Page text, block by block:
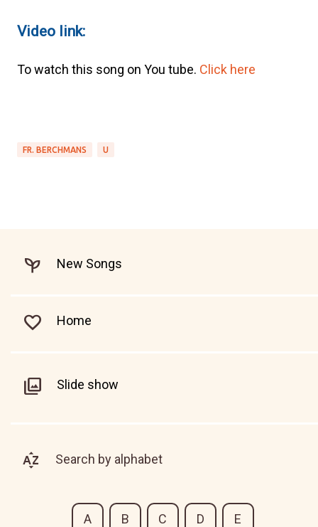
Video link:
To watch this song on You tube. Click here
FR. BERCHMANS U
New Songs
Home
Slide show
Search by alphabet
A B C D E